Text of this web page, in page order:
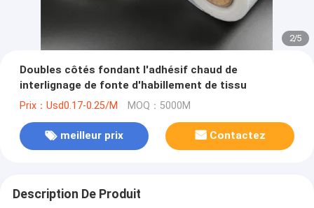
2/5
Doubles côtés fondant l'adhésif chaud de
interlignage de fonte d'habillement de tissu
Prix：Usd0.17-0.25/M MOQ：5000M
meilleur prix Contactez
Description De Produit